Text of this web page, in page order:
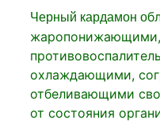
Черный кардамон о
охлаждающими,
отбеливающими
от состояния